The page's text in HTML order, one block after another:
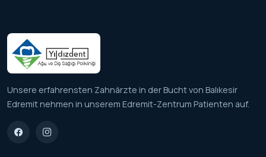
Unsere erfahrensten Zahnärzte in der Bucht von Balıkesir
Edremit nehmen in unserem Edremit-Zentrum Patienten auf.